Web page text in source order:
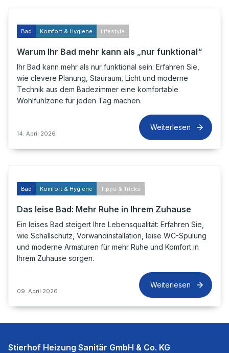
Bad Komfort & Hygiene Lifestyle
Warum Ihr Bad mehr kann als „nur funktional“
Ihr Bad kann mehr als nur funktional sein: Erfahren Sie,
wie clevere Planung, Stauraum, Licht und moderne
Technik aus dem Badezimmer eine komfortable
Wohlfühlzone für jeden Tag machen.
14. April 2026
Weiterlesen
Bad Komfort & Hygiene Tipps & Tricks
Das leise Bad: Mehr Ruhe in Ihrem Zuhause
Ein leises Bad steigert Ihre Lebensqualität: Erfahren Sie,
wie Schallschutz, Vorwandinstallation, leise WC-Spülung
und moderne Armaturen für mehr Ruhe und Komfort in
Ihrem Zuhause sorgen.
09. April 2026
Weiterlesen
Stierhof Heizung Sanitär GmbH & Co. KG